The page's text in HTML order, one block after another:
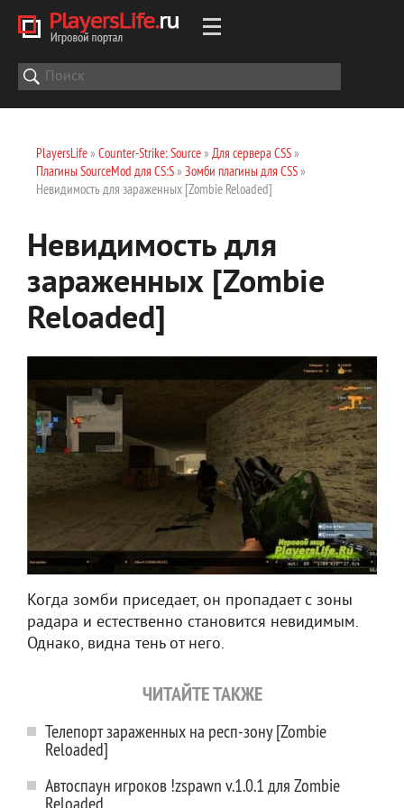
PlayersLife» Counter-Strike: Source» Для сервера CSS»
Плагины SourceMod для CS:S» Зомби плагины для CSS»
Невидимость для зараженных [Zombie Reloaded]
Невидимость для
зараженных [Zombie
Reloaded]
Когда зомби приседает, он пропадает с зоны
радара и естественно становится невидимым.
Однако, видна тень от него.
ЧИТАЙТЕ ТАКЖЕ
Телепорт зараженных на респ-зону [Zombie
Reloaded]
Автоспаун игроков !zspawn v.1.0.1 для Zombie
Reloaded